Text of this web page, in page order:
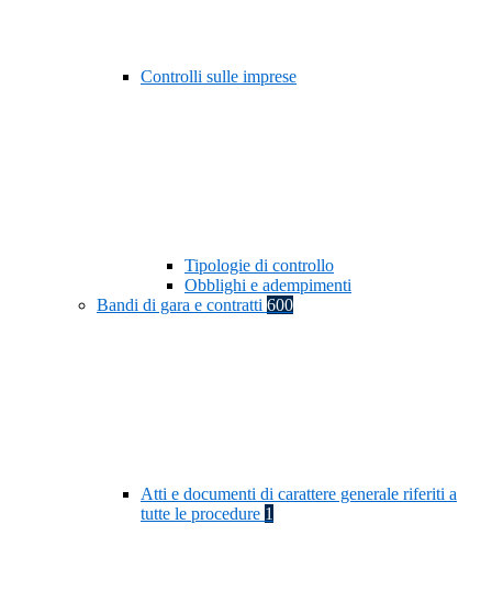
Controlli sulle imprese
Tipologie di controllo
Obblighi e adempimenti
Bandi di gara e contratti 600
Atti e documenti di carattere generale riferiti a
tutte le procedure 1